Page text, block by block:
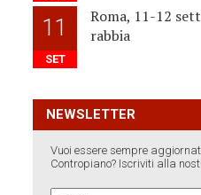
11
SET
Roma, 11-12
rabbia
NEWSLETTER
Vuoi essere sempre
Contropiano? Iscriviti alla